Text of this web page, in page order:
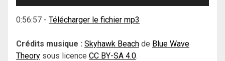
0:56:57 - Télécharger le fichier mp3
Crédits musique : Skyhawk Beach de Blue Wave
Theory sous licence CC BY-SA 4.0.